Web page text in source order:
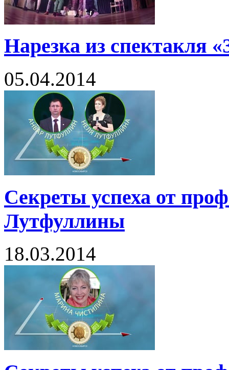
Нарезка из спектакля
05.04.2014
Секреты успеха от
Лутфуллины
18.03.2014